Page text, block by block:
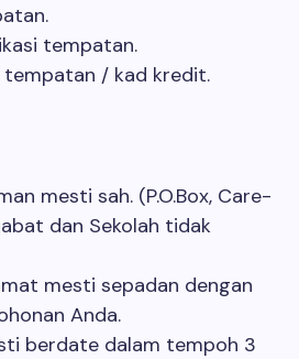
tempatan.
tempatan / kad kredit.
mesti sah. (P.O.Box, Care-
dan Sekolah tidak
mesti sepadan dengan
Anda.
berdate dalam tempoh 3